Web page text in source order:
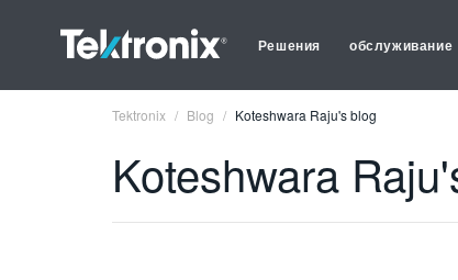
Решения обслуживание
Tektronix Blog Koteshwara Raju's blog
Koteshwara